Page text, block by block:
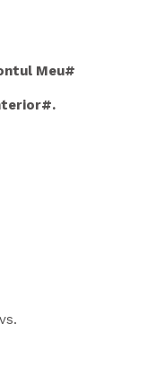
Meu#